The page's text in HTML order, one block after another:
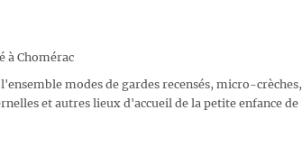
à Chomérac
modes de gardes recensés, micro-crèches,
et autres lieux d'accueil de la petite enfance de